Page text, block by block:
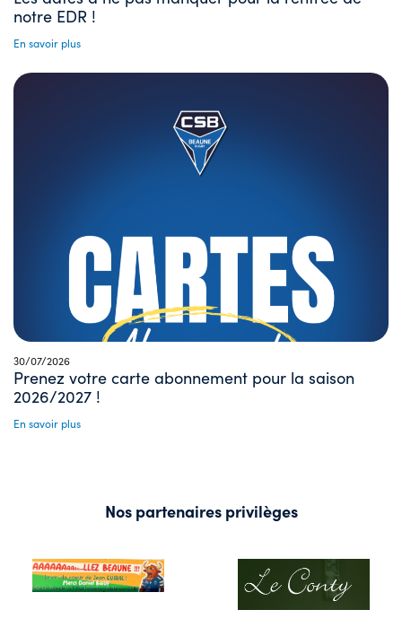
notre EDR !
En savoir plus
30/07/2026
Prenez votre carte abonnement pour la saison
2026/2027 !
En savoir plus
Nos partenaires privilèges